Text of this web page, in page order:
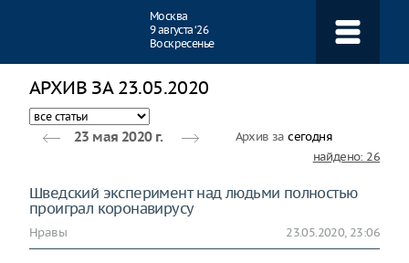
Москва
9 августа ‘26
Воскресенье
АРХИВ ЗА 23.05.2020
23 мая 2020 г. Архив засегодня
найдено: 26
Шведский эксперимент над людьми полностью
проиграл коронавирусу
Нравы 23.05.2020, 23:06